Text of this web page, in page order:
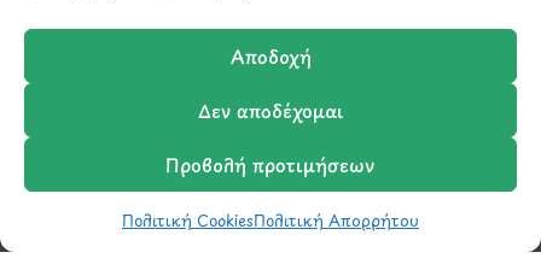
Αποδοχή
Δεν αποδέχομαι
Προβολή προτιμήσεων
Πολιτική CookiesΠολιτική Απορρήτου
Έχετε ερωτήσεις σχετικά με ένα προϊόν ή μια
παραγγελία; Στείλτε μας ένα email και θα
επικοινωνήσουμε σύντομα μαζί σας.
ΚαλάθιΣύγκριση
Ο Λογαριασμός μου